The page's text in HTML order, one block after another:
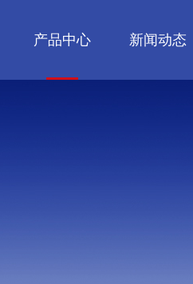
产品中心 新闻动态